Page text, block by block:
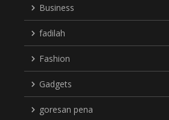
Business
fadilah
Fashion
Gadgets
goresan pena